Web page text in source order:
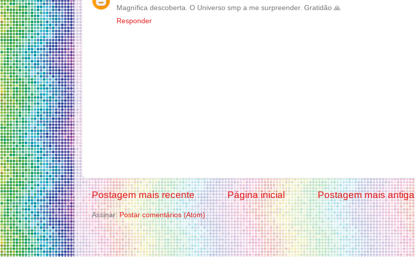
Magnífica descoberta. O Universo smp a me surpreender. Gratidão 🙏
Responder
Postagem mais recente Postagem mais antiga
Página inicial
Assinar:Postar comentários (Atom)